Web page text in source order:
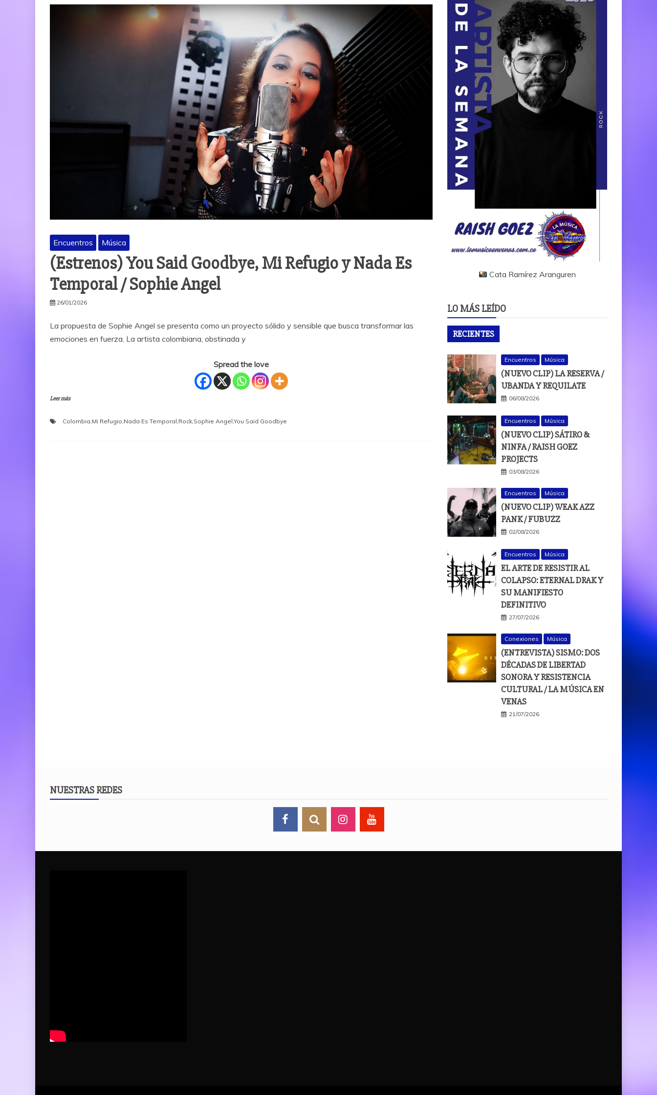
Encuentros Música
(Estrenos) You Said Goodbye, Mi Refugio y Nada Es
Temporal / Sophie Angel
26/01/2026
La propuesta de Sophie Angel se presenta como un proyecto sólido y sensible que busca transformar las
emociones en fuerza. La artista colombiana, obstinada y
Spread the love
Leer más
Colombia,Mi Refugio,Nada Es Temporal,Rock,Sophie Angel,You Said Goodbye
Cata Ramírez Aranguren
LO MÁS LEÍDO
RECIENTES
Encuentros Música
(NUEVO CLIP) LA RESERVA /
UBANDA Y REQUILATE
06/08/2026
Encuentros Música
(NUEVO CLIP) SÁTIRO &
NINFA / RAISH GOEZ
PROJECTS
03/08/2026
Encuentros Música
(NUEVO CLIP) WEAK AZZ
PANK / FUBUZZ
02/08/2026
Encuentros Música
EL ARTE DE RESISTIR AL
COLAPSO: ETERNAL DRAK Y
SU MANIFIESTO
DEFINITIVO
27/07/2026
Conexiones Música
(ENTREVISTA) SISMO: DOS
DÉCADAS DE LIBERTAD
SONORA Y RESISTENCIA
CULTURAL / LA MÚSICA EN
VENAS
21/07/2026
NUESTRAS REDES